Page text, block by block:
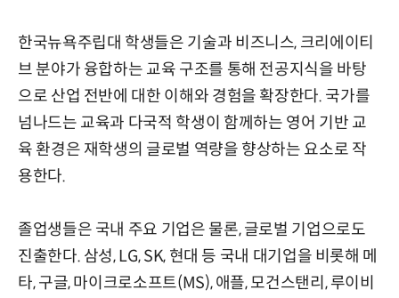
한국뉴욕주립대 학생들은 기술과 비즈니스, 크리에이티
브 분야가 융합하는 교육 구조를 통해 전공지식을 바탕
으로 산업 전반에 대한 이해와 경험을 확장한다. 국가를
넘나드는 교육과 다국적 학생이 함께하는 영어 기반 교
육 환경은 재학생의 글로벌 역량을 향상하는 요소로 작
용한다.
졸업생들은 국내 주요 기업은 물론, 글로벌 기업으로도
진출한다. 삼성, LG, SK, 현대 등 국내 대기업을 비롯해 메
타, 구글, 마이크로소프트(MS), 애플, 모건스탠리, 루이비